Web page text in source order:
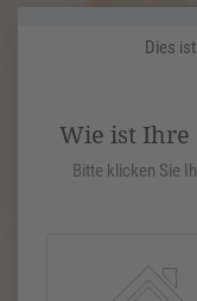
Dies
Wie ist
Bitte klicken Sie